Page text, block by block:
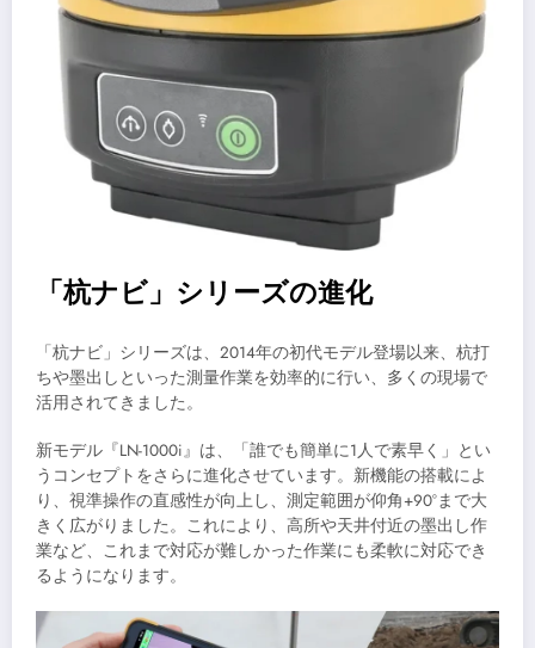
「杭ナビ」シリーズの進化
「杭ナビ」シリーズは、2014年の初代モデル登場以来、杭打
ちや墨出しといった測量作業を効率的に行い、多くの現場で
活用されてきました。
新モデル『LN-1000i』は、「誰でも簡単に1人で素早く」とい
うコンセプトをさらに進化させています。新機能の搭載によ
り、視準操作の直感性が向上し、測定範囲が仰角+90°まで大
きく広がりました。これにより、高所や天井付近の墨出し作
業など、これまで対応が難しかった作業にも柔軟に対応でき
るようになります。